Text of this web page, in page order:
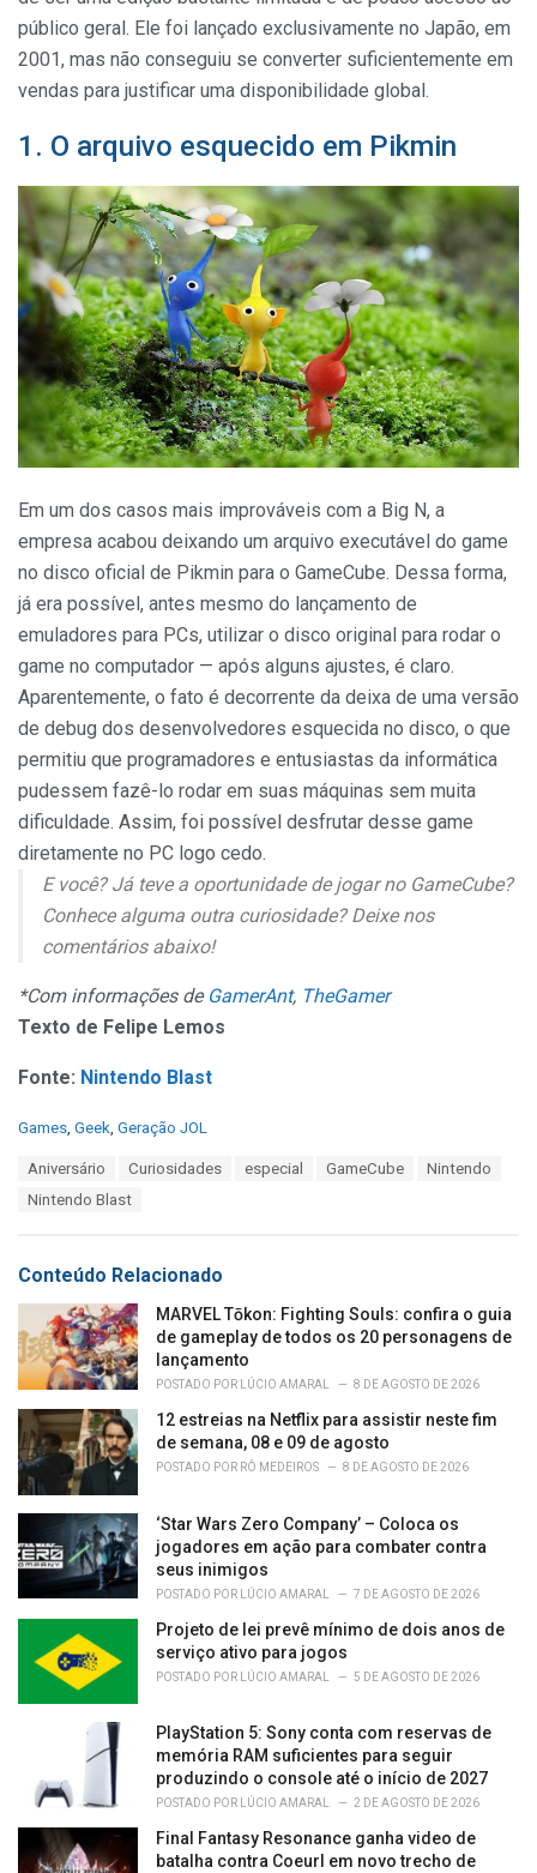
público geral. Ele foi lançado exclusivamente no Japão, em
2001, mas não conseguiu se converter suficientemente em
vendas para justificar uma disponibilidade global.
1. O arquivo esquecido em Pikmin
Em um dos casos mais improváveis com a Big N, a
empresa acabou deixando um arquivo executável do game
no disco oficial de Pikmin para o GameCube. Dessa forma,
já era possível, antes mesmo do lançamento de
emuladores para PCs, utilizar o disco original para rodar o
game no computador — após alguns ajustes, é claro.
Aparentemente, o fato é decorrente da deixa de uma versão
de debug dos desenvolvedores esquecida no disco, o que
permitiu que programadores e entusiastas da informática
pudessem fazê-lo rodar em suas máquinas sem muita
dificuldade. Assim, foi possível desfrutar desse game
diretamente no PC logo cedo.
E você? Já teve a oportunidade de jogar no GameCube?
Conhece alguma outra curiosidade? Deixe nos
comentários abaixo!
*Com informações de GamerAnt, TheGamer
Texto de Felipe Lemos
Fonte: Nintendo Blast
C
i
e
:
Games, Geek, Geração JOL
Aniversário Curiosidades especial GameCube
Nintendo
Nintendo Blast
Conteúdo Relacionado
MARVEL Tōkon: Fighting Souls: confira o guia
de gameplay de todos os 20 personagens de
lançamento
POSTADO POR LÚCIO AMARAL 8 DE AGOSTO DE 2026
12 estreias na Netflix para assistir neste fim
de semana, 08 e 09 de agosto
POSTADO POR RÔ MEDEIROS 8 DE AGOSTO DE 2026
‘Star Wars Zero Company’ – Coloca os
jogadores em ação para combater contra
seus inimigos
POSTADO POR LÚCIO AMARAL 7 DE AGOSTO DE 2026
Projeto de lei prevê mínimo de dois anos de
serviço ativo para jogos
POSTADO POR LÚCIO AMARAL 5 DE AGOSTO DE 2026
PlayStation 5: Sony conta com reservas de
memória RAM suficientes para seguir
produzindo o console até o início de 2027
POSTADO POR LÚCIO AMARAL 2 DE AGOSTO DE 2026
Final Fantasy Resonance ganha video de
batalha contra Coeurl em novo trecho de